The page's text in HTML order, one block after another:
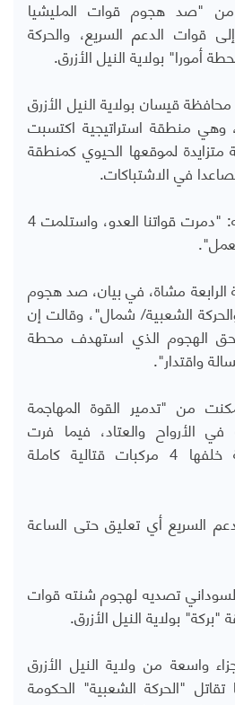
من "صد هجوم قوات المليشيا
قوات الدعم السريع، والحركة
أمورا" بولاية النيل الأزرق.
قيسان بولاية النيل الأزرق
وهي منطقة استراتيجية اكتسبت
متزايدة لموقعها الحيوي كمنطقة
في الاشتباكات.
وأضاف الجيش في بيانه: "دمرت قواتنا العدو، واستلمت 4
الرابعة مشاة، في بيان، صد هجوم
الشعبية/ شمال"، وقالت إن
الهجوم الذي استهدف محطة
واقتدار".
من "تدمير القوة المهاجمة
في الأرواح والعتاد، فيما فرت
العناصر المتبقية تاركة خلفها 4 مركبات قتالية كاملة
السريع أي تعليق حتى الساعة
تصديه لهجوم شنته قوات
بولاية النيل الأزرق.
واسعة من ولاية النيل الأزرق
تقاتل "الحركة الشعبية" الحكومة